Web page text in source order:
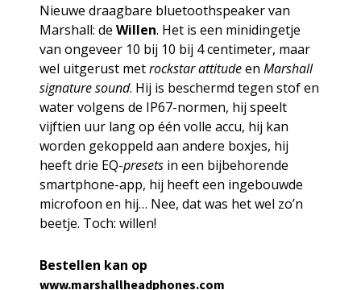
Nieuwe draagbare bluetoothspeaker van
Marshall: deWillen. Het is een minidingetje
van ongeveer 10 bij 10 bij 4 centimeter, maar
wel uitgerust metrockstar attitudeenMarshall
signature sound. Hij is beschermd tegen stof en
water volgens de IP67-normen, hij speelt
vijftien uur lang op één volle accu, hij kan
worden gekoppeld aan andere boxjes, hij
heeft drie EQ-presets in een bijbehorende
smartphone-app, hij heeft een ingebouwde
microfoon en hij… Nee, dat was het wel zo’n
beetje. Toch: willen!
Bestellen kan op
www.marshallheadphones.com